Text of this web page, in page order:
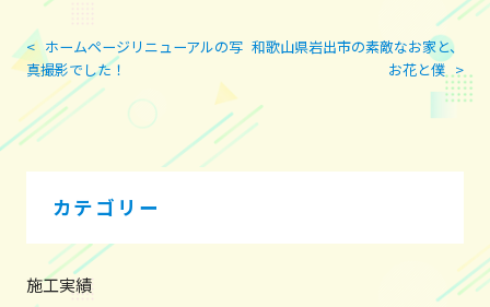
投
稿
ナ
ビ
ゲ
ー
ョ
ン
< ホームページリニューアルの写
真撮影でした！
和歌山県岩出市の素敵なお家と、
お花と僕 >
カテゴリー
施工実績